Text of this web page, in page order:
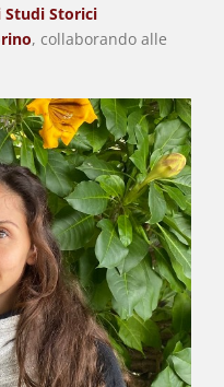
Storici
, collaborando alle